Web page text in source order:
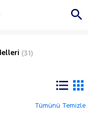
(31)
Tümünü Temizle